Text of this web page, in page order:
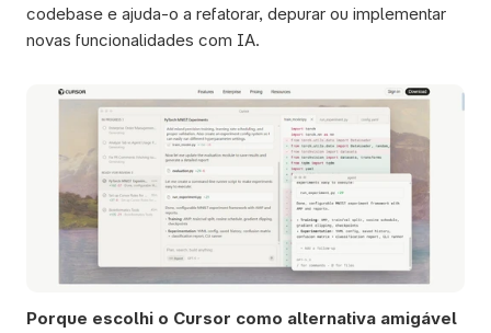
codebase e ajuda-o a refatorar, depurar ou implementar
novas funcionalidades com IA.
Porque escolhi o Cursor como alternativa amigável